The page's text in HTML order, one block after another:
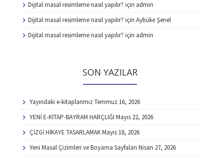
Dijital masal resimleme nasıl yapılır? için admin
Dijital masal resimleme nasıl yapılır? için Aybüke Şenel
Dijital masal resimleme nasıl yapılır? için admin
SON YAZILAR
Yayındaki e-kitaplarımızTemmuz 16, 2026
YENİ E-KİTAP-BAYRAM HARÇLIĞI Mayıs 22, 2026
ÇİZGİ HİKAYE TASARLAMAKMayıs 18, 2026
Yeni Masal Çizimleri ve Boyama Sayfaları Nisan 27, 2026